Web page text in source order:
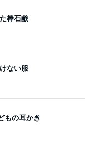
棒石鹸
ない服
もの耳かき